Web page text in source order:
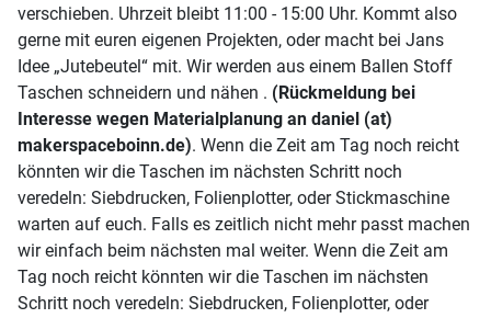
verschieben. Uhrzeit bleibt 11:00 - 15:00 Uhr. Kommt also
gerne mit euren eigenen Projekten, oder macht bei Jans
Idee „Jutebeutel“ mit. Wir werden aus einem Ballen Stoff
Taschen schneidern und nähen . (Rückmeldung bei
Interesse wegen Materialplanung an daniel (at)
makerspaceboinn.de). Wenn die Zeit am Tag noch reicht
könnten wir die Taschen im nächsten Schritt noch
veredeln: Siebdrucken, Folienplotter, oder Stickmaschine
warten auf euch. Falls es zeitlich nicht mehr passt machen
wir einfach beim nächsten mal weiter. Wenn die Zeit am
Tag noch reicht könnten wir die Taschen im nächsten
Schritt noch veredeln: Siebdrucken, Folienplotter, oder